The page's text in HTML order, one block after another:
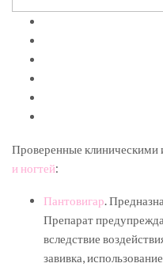
Проверенные
и ногтей:
Пантовигар.
Препарат
вследствие
завивка,